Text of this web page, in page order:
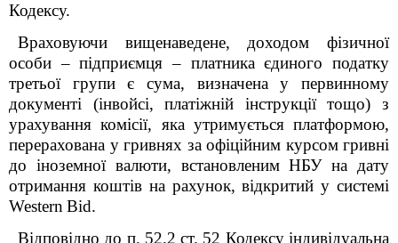
Кодексу.
Враховуючи вищенаведене, доходом фізичної
особи – підприємця – платника єдиного податку
третьої групи є сума, визначена у первинному
документі (інвойсі, платіжній інструкції тощо) з
урахування комісії, яка утримується платформою,
перерахована у гривнях за офіційним курсом гривні
до іноземної валюти, встановленим НБУ на дату
отримання коштів на рахунок, відкритий у системі
Western Bid.
Відповідно до п. 52.2 ст. 52 Кодексу індивідуальна